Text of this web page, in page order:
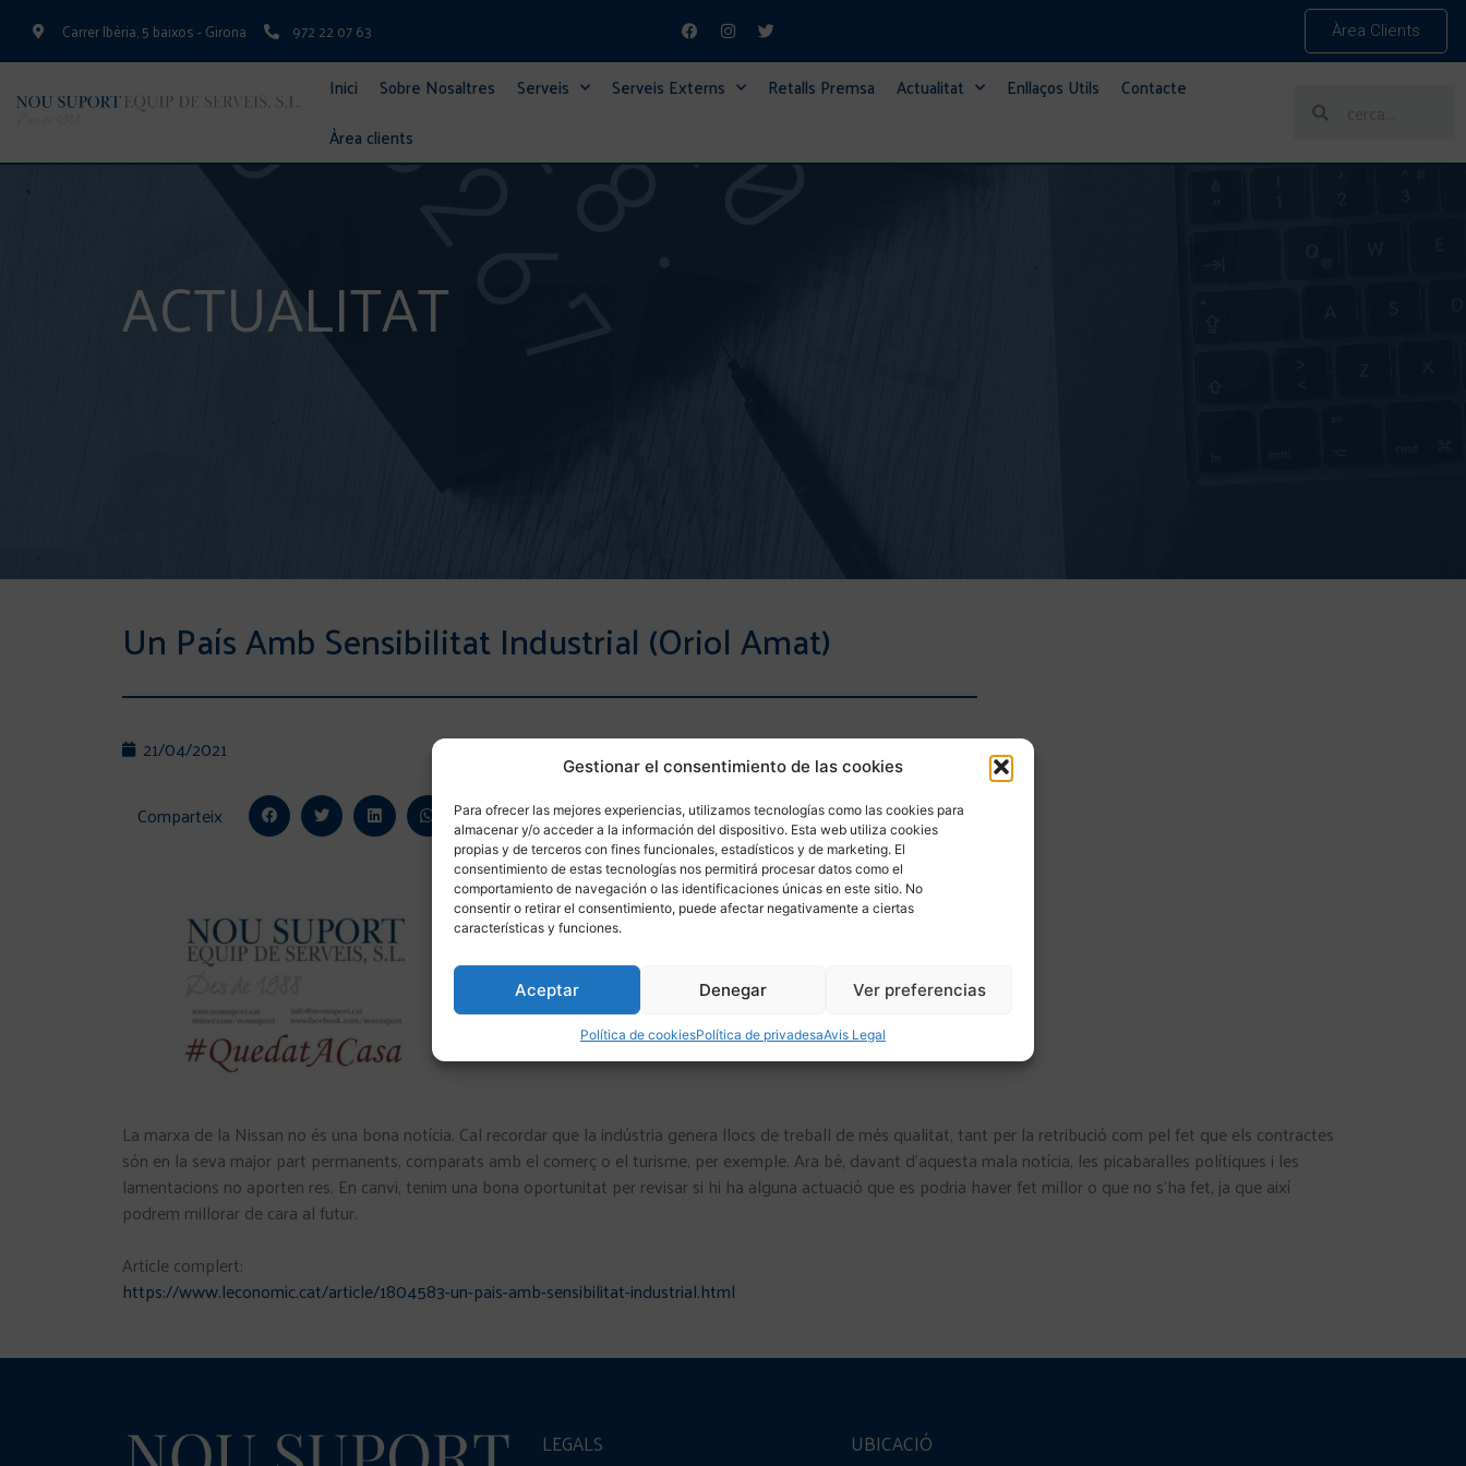
Gestionar el consentimiento de las cookies
Para ofrecer las mejores experiencias, utilizamos tecnologías como las cookies para
almacenar y/o acceder a la información del dispositivo. Esta web utiliza cookies
propias y de terceros con fines funcionales, estadísticos y de marketing. El
consentimiento de estas tecnologías nos permitirá procesar datos como el
comportamiento de navegación o las identificaciones únicas en este sitio. No
consentir o retirar el consentimiento, puede afectar negativamente a ciertas
características y funciones.
Aceptar Denegar Ver preferencias
Política de cookiesPolítica de privadesaAvis Legal
Carrer Ibèria, 5 baixos - Girona 972 22 07 63 Àrea Clients
Inici Sobre Nosaltres Serveis Serveis Externs Retalls Premsa Actualitat Enllaços Utils
Contacte
Àrea clients
ACTUALITAT
Un País Amb Sensibilitat Industrial (Oriol Amat)
21/04/2021
Comparteix
La marxa de la Nissan no és una bona notícia. Cal recordar que la indústria genera llocs de treball de més qualitat, tant per la retribució com pel fet que els contractes
són en la seva major part permanents, comparats amb el comerç o el turisme, per exemple. Ara bé, davant d’aquesta mala notícia, les picabaralles polítiques i les
lamentacions no aporten res. En canvi, tenim una bona oportunitat per revisar si hi ha alguna actuació que es podria haver fet millor o que no s’ha fet, ja que així
podrem millorar de cara al futur.
Article complert:
https://www.leconomic.cat/article/1804583-un-pais-amb-sensibilitat-industrial.html
LEGALS UBICACIÓ